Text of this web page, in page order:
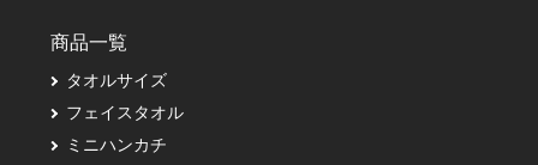
商品一覧
タオルサイズ
フェイスタオル
ミニハンカチ